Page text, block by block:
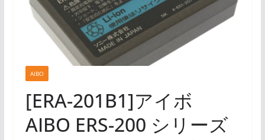
AIBO
[ERA-201B1]アイボ
AIBO ERS-200 シリーズ